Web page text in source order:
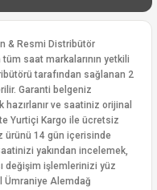
& Resmi Distribütör
saat markalarının yetkili
tarafından sağlanan 2
Garanti belgeniz
hazırlanır ve saatiniz orijinal
Yurtiçi Kargo ile ücretsiz
ürünü 14 gün içerisinde
yakından incelemek,
değişim işlemlerinizi yüz
Ümraniye Alemdağ